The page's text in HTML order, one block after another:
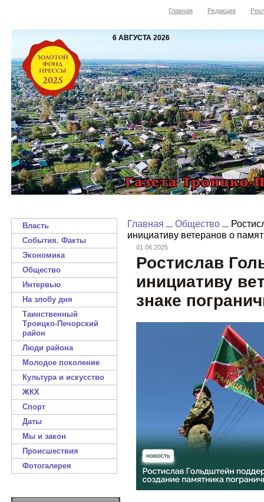
Главная Редакция
6 АВГУСТА 2026
Власть
События. Факты
Экономика
Общество
Интервью
На злобу дня
Таинственный
Троицко-Печорский
район
Люди района
Молодое поколение
Культура и искусство
ЖКХ
Спорт
Даты
Мы и закон
Происшествия
Фотогалерея
Главная Общество
инициативу ветеранов о
01.06.2025
Ростислав
инициативу
знаке